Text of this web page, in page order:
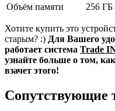
Объём памяти
256 ГБ
Хотите купить это
старым? :) Для Вашего
работает система Trade
узнайте больше о том,
взачет этого!
Сопутствующие